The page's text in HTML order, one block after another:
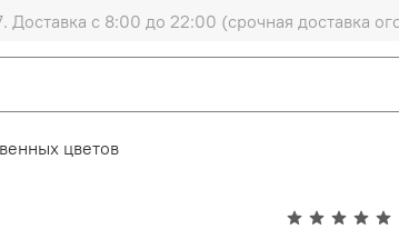
с 8:00 до 22:00 (срочная доставка
цветов